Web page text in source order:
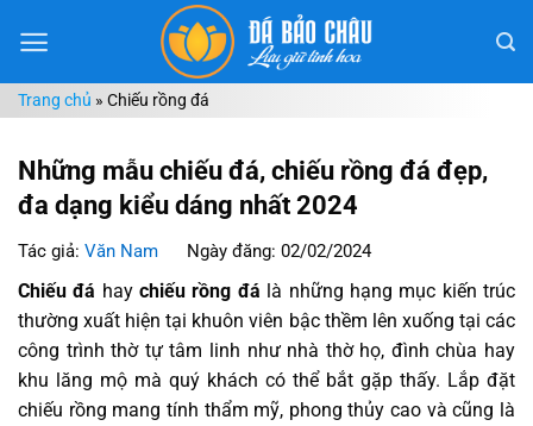
đến
dungTrang chủ » Chiếu rồng đá
Những mẫu chiếu đá, chiếu rồng đá đẹp,
đa dạng kiểu dáng nhất 2024
Tác giả: Văn Nam Ngày đăng: 02/02/2024
Chiếu đá haychiếu rồng đá là những hạng mục kiến trúc
thường xuất hiện tại khuôn viên bậc thềm lên xuống tại các
công trình thờ tự tâm linh như nhà thờ họ, đình chùa hay
khu lăng mộ mà quý khách có thể bắt gặp thấy. Lắp đặt
chiếu rồng mang tính thẩm mỹ, phong thủy cao và cũng là